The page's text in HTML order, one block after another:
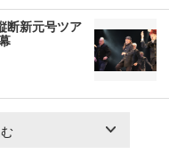
断新元号ツア